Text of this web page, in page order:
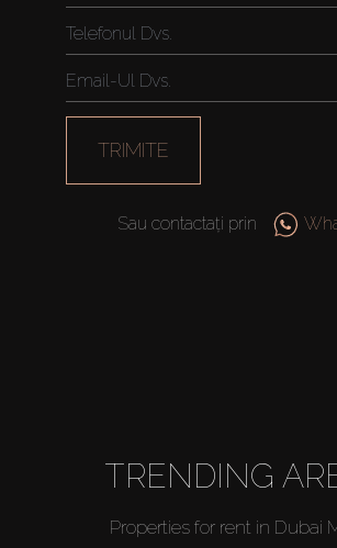
TRIMITE
Sau contactați prin
TRENDING
Properties for rent in Dubai